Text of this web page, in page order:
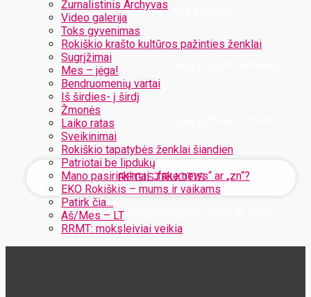
Žurnalistinis Archyvas
Video galerija
Toks gyvenimas
Rokiškio krašto kultūros pažinties ženklai
Sugrįžimai
Mes – jėga!
Bendruomenių vartai
Iš širdies- į širdį
Žmonės
Laiko ratas
Sveikinimai
Rokiškio tapatybės ženklai šiandien
Patriotai be lipdukų
Mano pasirinkimai: „fake news“ ar „zn“?
EKO Rokiškis – mums ir vaikams
Patirk čia…
Aš/Mes – LT
RRMT: moksleiviai veikia
Užregistruokite savo paskyrą
Jūsų slaptažodis bus atsiųstas Jums el. paštu